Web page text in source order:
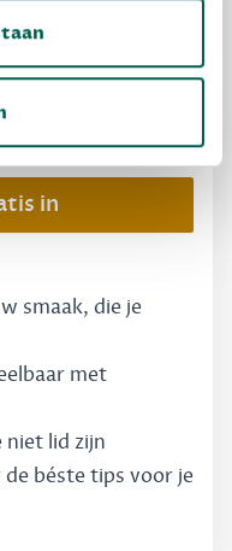
jou en je
cadeaus.
in
smaak, die je
met
niet lid zijn
béste tips voor je